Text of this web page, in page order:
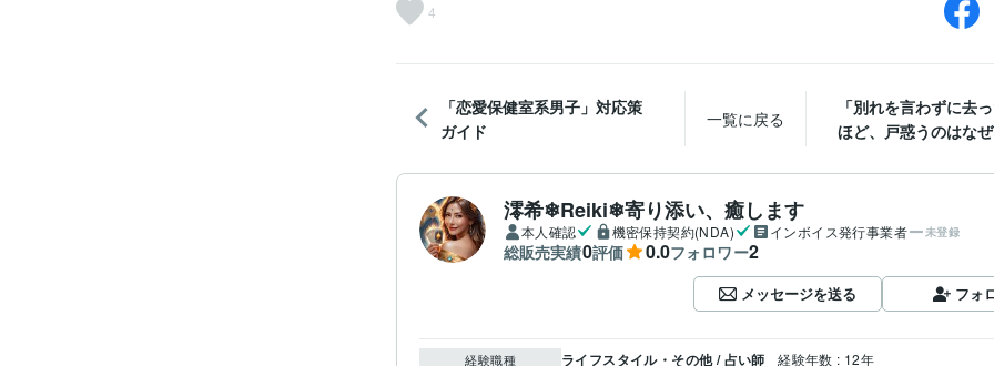
4
「恋愛保健室系男子」対応策
ガイド
一覧に戻る
「別れを言わずに去っ
ほど、戸惑うのはなぜ
澪希❄Reiki❄寄り添い、癒します
本人確認 機密保持契約(NDA) インボイス発行事業者 未登録
総販売実績0評価 0.0フォロワー2
メッセージを送る フォ
経験職種 ライフスタイル・その他 / 占い師 経験年数 : 12年